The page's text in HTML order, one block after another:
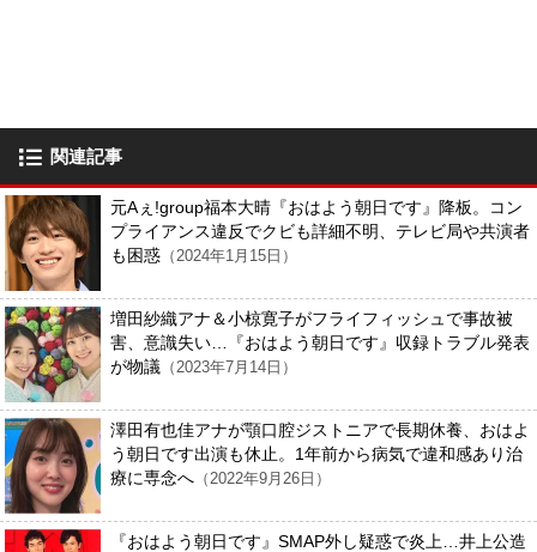
関連記事
元Aぇ!group福本大晴『おはよう朝日です』降板。コン
プライアンス違反でクビも詳細不明、テレビ局や共演者
も困惑 （2024年1月15日）
増田紗織アナ＆小椋寛子がフライフィッシュで事故被
害、意識失い…『おはよう朝日です』収録トラブル発表
が物議 （2023年7月14日）
澤田有也佳アナが顎口腔ジストニアで長期休養、おはよ
う朝日です出演も休止。1年前から病気で違和感あり治
療に専念へ （2022年9月26日）
『おはよう朝日です』SMAP外し疑惑で炎上…井上公造